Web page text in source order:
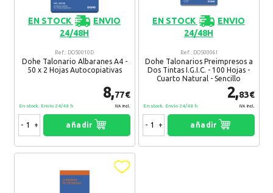
EN STOCK
ENVIO
24/48H
Ref.: DO50010D
Dohe Talonario Albaranes A4 -
50 x 2 Hojas Autocopiativas
8,77€
IVA Incl.
En stock. Envío 24/48 h
- + añadir
EN STOCK
ENVIO
24/48H
Ref.: DO50006I
Dohe Talonarios Preimpresos a
Dos Tintas I.G.I.C. - 100 Hojas -
Cuarto Natural - Sencillo
2,83€
IVA Incl.
En stock. Envío 24/48 h
- + añadir